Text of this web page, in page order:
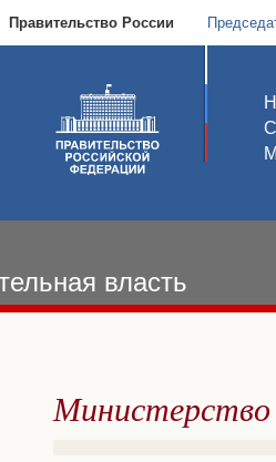
Правительство России
власть
Министерство